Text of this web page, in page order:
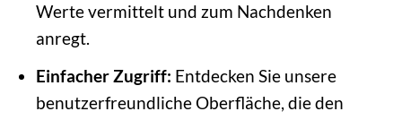
Werte vermittelt und zum Nachdenken
anregt.
Einfacher Zugriff: Entdecken Sie unsere
benutzerfreundliche Oberfläche, die den